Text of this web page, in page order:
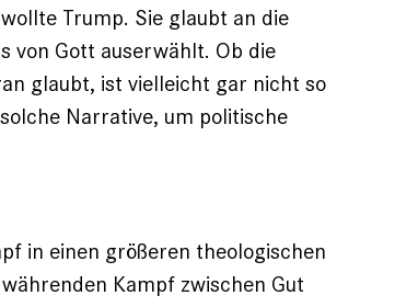
Trump. Sie glaubt an die
von Gott auserwählt. Ob die
glaubt, ist vielleicht gar nicht so
Narrative, um politische
in einen größeren theologischen
Kampf zwischen Gut